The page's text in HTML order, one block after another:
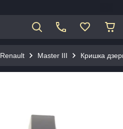
Renault Master III Кришка